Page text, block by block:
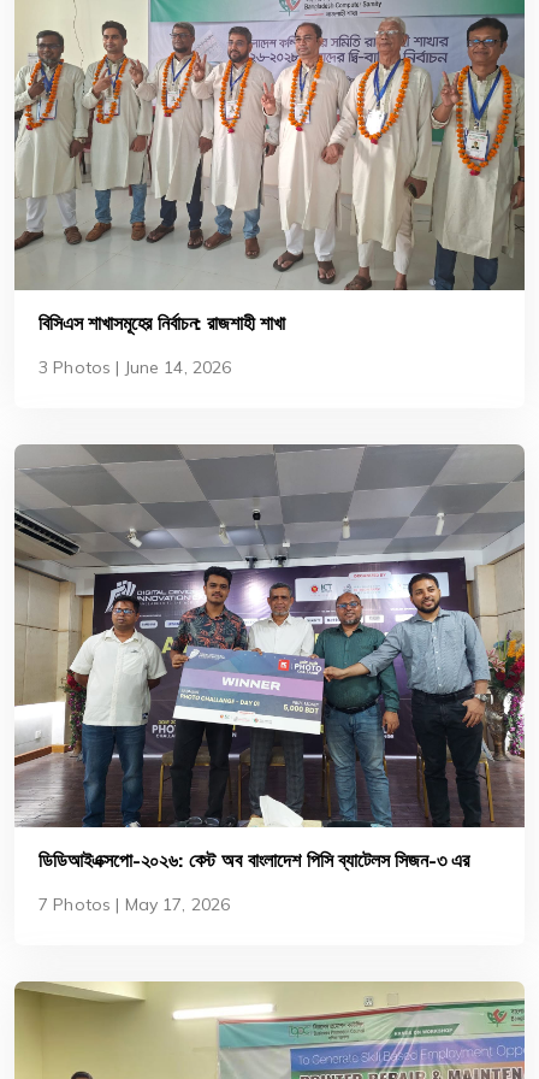
বিসিএস শাখাসমূহের নির্বাচন: রাজশাহী শাখা
3 Photos | June 14, 2026
ডিডিআইএক্সপো-২০২৬: বেস্ট অব বাংলাদেশ পিসি ব্যাটেলস সিজন-৩ এর
পুরস্কার বিতরণী অনুষ্ঠিত
7 Photos | May 17, 2026